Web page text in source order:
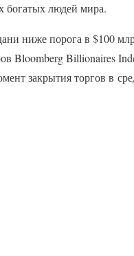
богатых людей мира.
ниже порога в $100
Bloomberg Billionaires
закрытия торгов в